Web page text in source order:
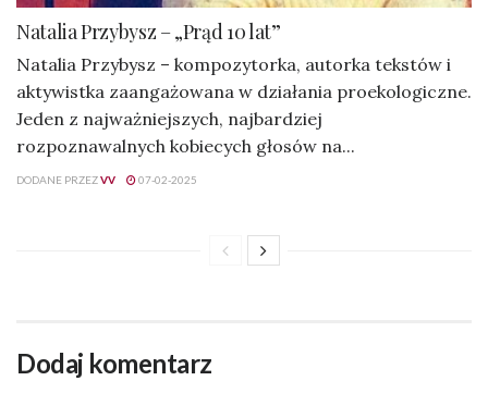
Natalia Przybysz – „Prąd 10 lat”
Natalia Przybysz – kompozytorka, autorka tekstów i
aktywistka zaangażowana w działania proekologiczne.
Jeden z najważniejszych, najbardziej
rozpoznawalnych kobiecych głosów na...
DODANE PRZEZVV 07-02-2025
Dodaj komentarz